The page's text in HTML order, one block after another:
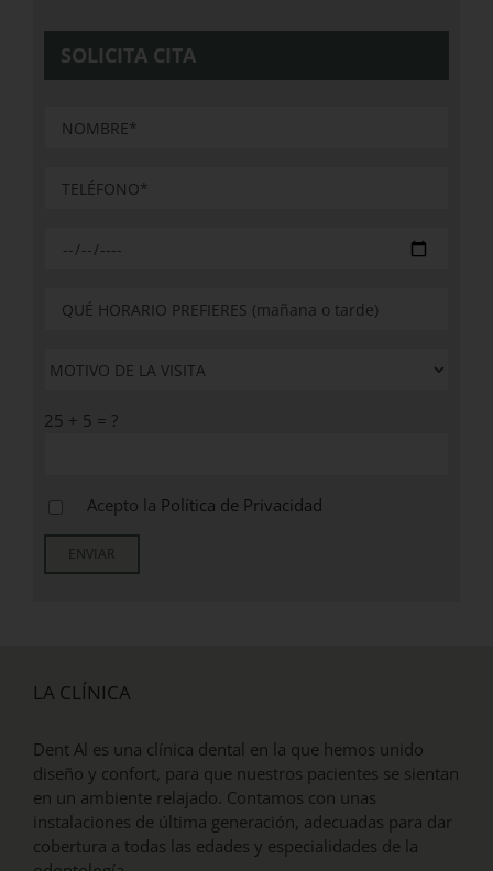
SOLICITA CITA
25 + 5 = ?
Acepto la Política de Privacidad
LA CLÍNICA
Dent Al es una clínica dental en la que hemos unido
diseño y confort, para que nuestros pacientes se sientan
en un ambiente relajado. Contamos con unas
instalaciones de última generación, adecuadas para dar
cobertura a todas las edades y especialidades de la